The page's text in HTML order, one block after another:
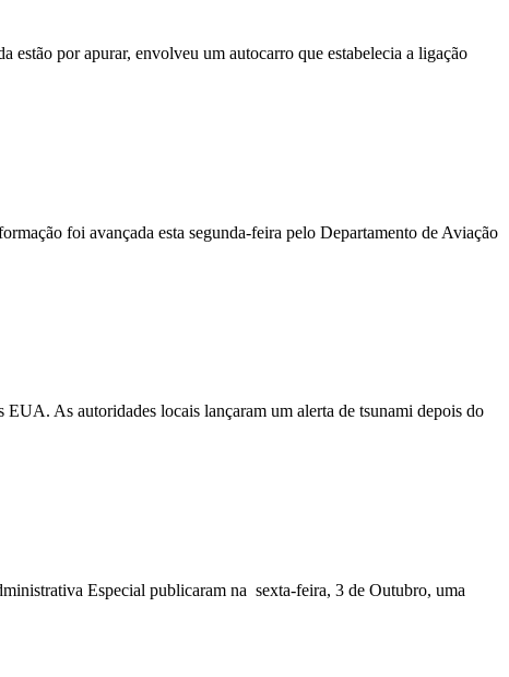
estão por apurar, envolveu um autocarro que estabelecia a ligação
foi avançada esta segunda-feira pelo Departamento de Aviação
As autoridades locais lançaram um alerta de tsunami depois do
Especial publicaram na sexta-feira, 3 de Outubro, uma